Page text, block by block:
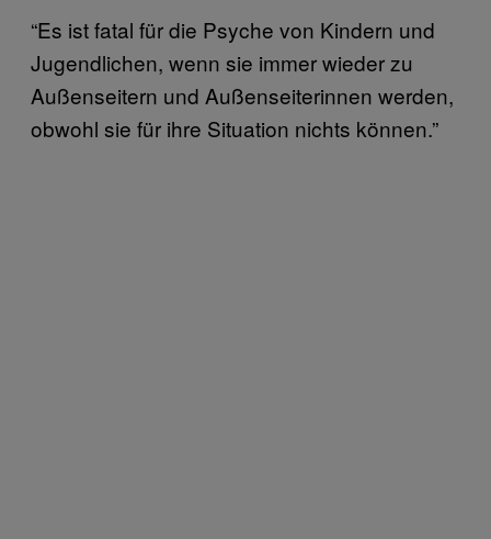
“Es ist fatal für die Psyche von Kindern und
Jugendlichen, wenn sie immer wieder zu
Außenseitern und Außenseiterinnen werden,
obwohl sie für ihre Situation nichts können.”